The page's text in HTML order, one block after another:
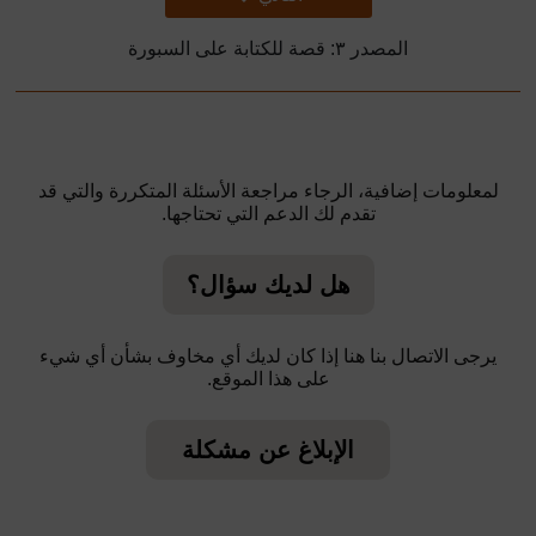
المصدر ٣: قصة للكتابة على السبورة
لمعلومات إضافية، الرجاء مراجعة الأسئلة المتكررة والتي قد
تقدم لك الدعم التي تحتاجها.
هل لديك سؤال؟
يرجى الاتصال بنا هنا إذا كان لديك أي مخاوف بشأن أي شيء
على هذا الموقع.
الإبلاغ عن مشكلة